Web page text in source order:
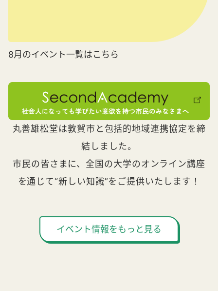
8月のイベント一覧はこちら
丸善雄松堂は敦賀市と包括的地域連携協定を締
結しました。
市民の皆さまに、全国の大学のオンライン講座
を通じて“新しい知識”をご提供いたします！
イベント情報をもっと見る